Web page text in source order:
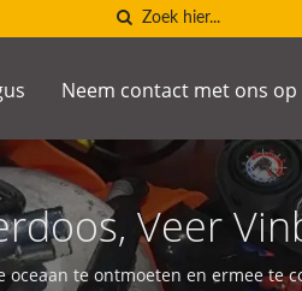
Neem contact met ons op
Veer
te ontmoeten en ermee te